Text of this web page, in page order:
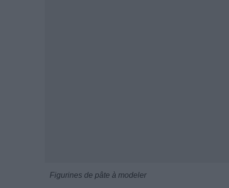
Figurines de pâte à modeler